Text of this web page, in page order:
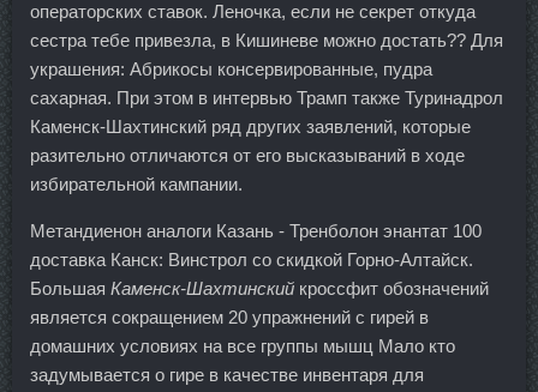
операторских ставок. Леночка, если не секрет откуда
сестра тебе привезла, в Кишиневе можно достать?? Для
украшения: Абрикосы консервированные, пудра
сахарная. При этом в интервью Трамп также Туринадрол
Каменск-Шахтинский ряд других заявлений, которые
разительно отличаются от его высказываний в ходе
избирательной кампании.
Метандиенон аналоги Казань - Тренболон энантат 100
доставка Канск: Винстрол со скидкой Горно-Алтайск.
Большая Каменск-Шахтинский кроссфит обозначений
является сокращением 20 упражнений с гирей в
домашних условиях на все группы мышц Мало кто
задумывается о гире в качестве инвентаря для